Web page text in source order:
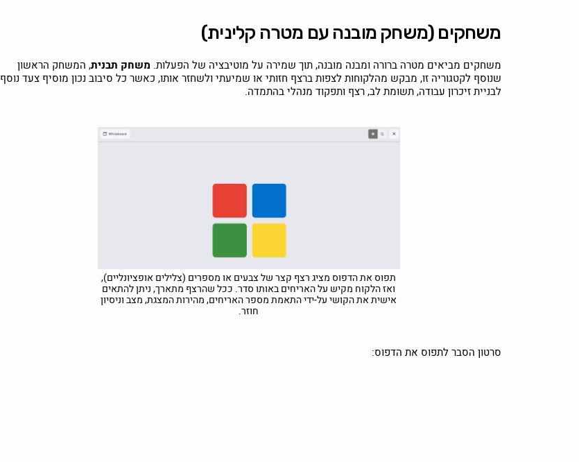
משחקים (משחק מובנה עם מטרה קלינית)
משחקים מביאים מטרה ברורה ומבנה מובנה, תוך שמירה על מוטיבציה של הפעלות. משחק תבנית, המשחק הראשון
שנוסף לקטגוריה זו, מבקש מהלקוחות לצפות ברצף חזותי או שמיעתי ולשחזר אותו, כאשר כל סיבוב נכון מוסיף צעד נוסף
לבניית זיכרון עבודה, תשומת לב, רצף ותפקוד מנהלי בהתמדה.
תפוס את הדפוס מציג רצף קצר של צבעים או מספרים (צלילים אופציונליים),
ואז הלקוח מקיש על האריחים באותו סדר. ככל שהרצף מתארך, ניתן להתאים
אישית את הקושי על-ידי התאמת מספר האריחים, מהירות המצגת, מצב וניסיון
חוזר.
סרטון הסבר לתפוס את הדפוס: